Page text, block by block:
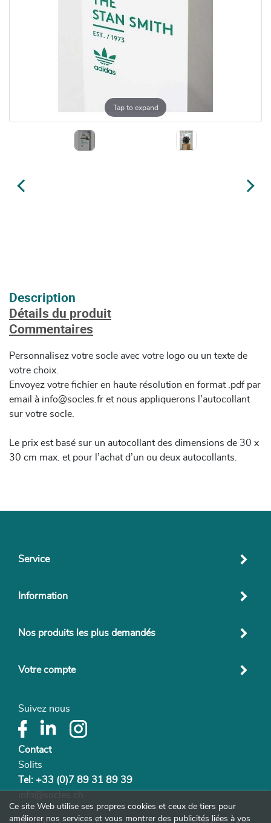
Tap to expand
Description
Détails du produit
Commentaires
Personnalisez votre socle avec votre logo ou un texte de
votre choix.
Envoyez votre fichier en haute résolution en format .pdf par
email à info@socles.fr et nous appliquerons l’autocollant
sur votre socle.
Le prix est basé sur un autocollant des dimensions de 30 x
30 cm max. et pour l’achat d’un ou deux autocollants.
Service
Information
Nos produits les plus demandés
Votre compte
Suivez nous
Contact
Solits
Tel: +33 (0)7 89 31 89 39
info@socles.ch
Ce site Web utilise ses propres cookies et ceux de tiers pour
améliorer nos services et vous montrer des publicités liées à vos